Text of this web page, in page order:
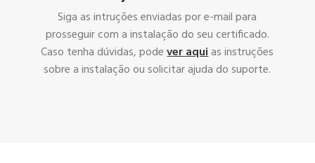
Siga as intruções enviadas por e-mail para
prosseguir com a instalação do seu certificado.
Caso tenha dúvidas, podever aquias instruções
sobre a instalação ou solicitar ajuda do suporte.